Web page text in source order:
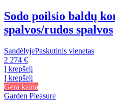
Sodo poilsio baldų
spalvos/rudos spalvos
SandėlyjePaskutinis vienetas
2 274 €
Į krepšelį
Į krepšelį
Gera kaina
Garden Pleasure